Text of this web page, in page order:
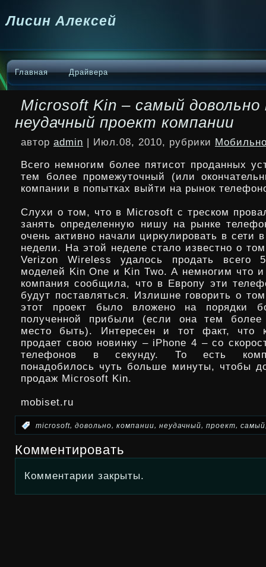
Лисин Алексей
Главная Драйвера
Microsoft Kin – самый довольно
неудачный проект компании
автор admin | Июл.08, 2010, рубрики
Всего немногим более пятисот проданных
тем более промежуточный (или
компании в попытках выйти на рынок
Слухи о том, что в Microsoft с треском
занять определенную нишу на рынке
очень активно начали циркулировать в сети
недели. На этой неделе стало известно о
Verizon Wireless удалось продать всего
моделей Kin One и Kin Two. А немногим что и
компания сообщила, что в Европу эти
будут поставляться. Излишне говорить о
этот проект было вложено на порядки
полученной прибыли (если она тем
место быть). Интересен и тот факт, что
продает свою новинку – iPhone 4 – со
телефонов в секунду. То есть
понадобилось чуть больше минуты, чтобы
продаж Microsoft Kin.
mobiset.ru
microsoft, довольно, компании, неудачный, проект, самый
Комментировать
Комментарии закрыты.